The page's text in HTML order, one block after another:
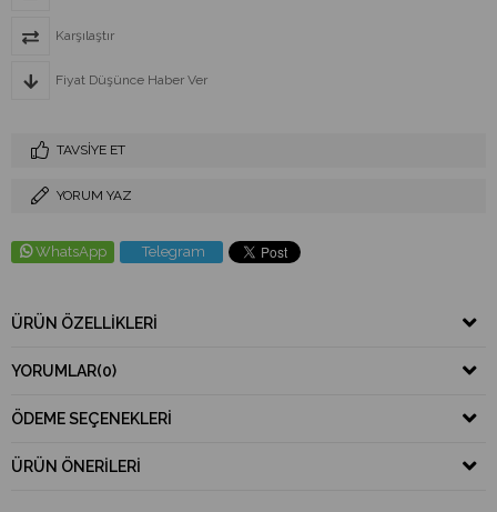
Karşılaştır
Fiyat Düşünce Haber Ver
TAVSIYE ET
YORUM YAZ
WhatsApp Telegram
ÜRÜN ÖZELLIKLERI
YORUMLAR(0)
ÖDEME SEÇENEKLERI
ÜRÜN ÖNERILERI